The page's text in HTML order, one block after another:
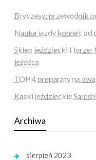
Bryczesy: przewodnik
Nauka jazdy konnej: od
Sklep jeździecki Horze:
jeźdźca
TOP 4 preparaty na
Kaski jeździeckie
Archiwa
sierpień 2023